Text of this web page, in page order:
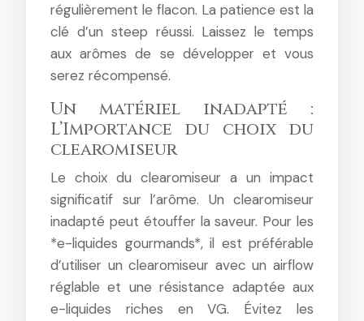
régulièrement le flacon. La patience est la
clé d’un steep réussi. Laissez le temps
aux arômes de se développer et vous
serez récompensé.
Un matériel inadapté :
L’Importance du choix du
clearomiseur
Le choix du clearomiseur a un impact
significatif sur l’arôme. Un clearomiseur
inadapté peut étouffer la saveur. Pour les
*e-liquides gourmands*, il est préférable
d’utiliser un clearomiseur avec un airflow
réglable et une résistance adaptée aux
e-liquides riches en VG. Évitez les